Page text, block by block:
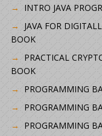
INTRO JAVA
JAVA FOR
BOOK
PRACTICAL
BOOK
PROGRAMMING
PROGRAMMING
PROGRAMMING